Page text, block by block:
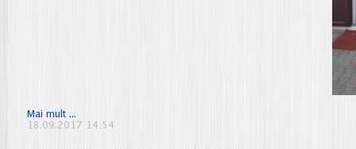
Mai mult ...
inmatriculare
18.09.2017 14:54